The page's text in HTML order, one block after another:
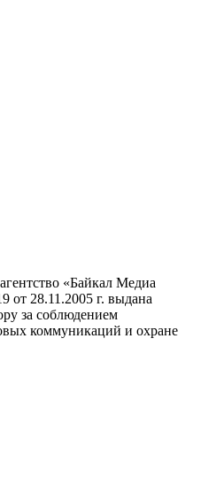
«Байкал Медиа
28.11.2005 г. выдана
за соблюдением
коммуникаций и охране